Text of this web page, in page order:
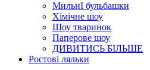
МильнІ бульбашки
Хімічне шоу
Шоу тваринок
Паперове шоу
ДИВИТИСЬ БІЛЬШЕ
Ростові ляльки